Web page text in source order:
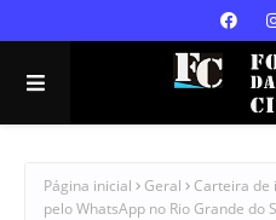
Página inicial Geral
Carteira de
pelo WhatsApp no Rio Grande do